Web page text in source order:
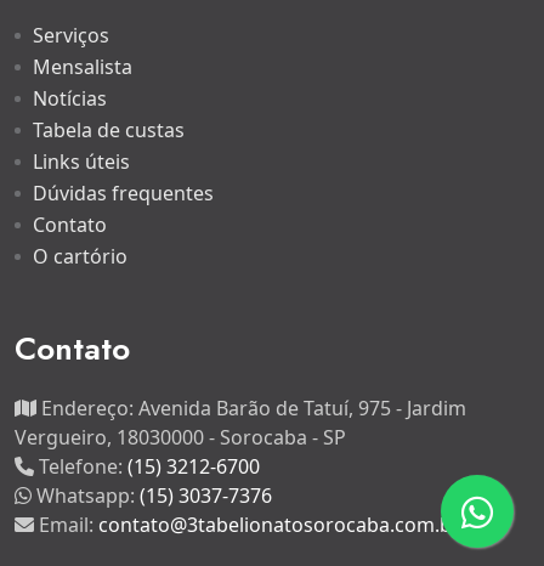
Serviços
Mensalista
Notícias
Tabela de custas
Links úteis
Dúvidas frequentes
Contato
O cartório
Contato
Endereço: Avenida Barão de Tatuí, 975 - Jardim
Vergueiro, 18030000 - Sorocaba - SP
Telefone: (15) 3212-6700
Whatsapp: (15) 3037-7376
Email: contato@3tabelionatosorocaba.com.br